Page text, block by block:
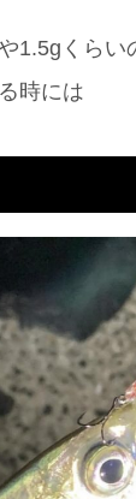
1.5gくらい
時には